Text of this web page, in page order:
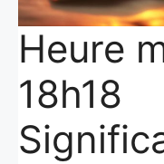
Heure
18h18